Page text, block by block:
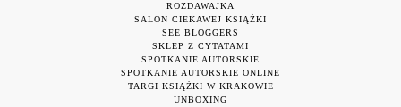
ROZDAWAJKA
SALON CIEKAWEJ KSIĄŻKI
SEE BLOGGERS
SKLEP Z CYTATAMI
SPOTKANIE AUTORSKIE
SPOTKANIE AUTORSKIE ONLINE
TARGI KSIĄŻKI W KRAKOWIE
UNBOXING